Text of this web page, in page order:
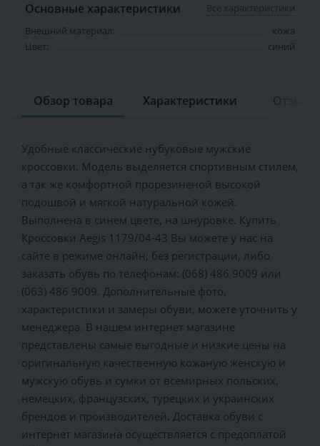
Основные характеристики
Все характеристики
Внешний материал:
кожа
Цвет:
синий
Обзор товара Характеристики
Удобные классические нубуковые мужские
кроссовки. Модель выделяется спортивным стилем,
а так же комфортной прорезиненой высокой
подошвой и мягкой натуральной кожей.
Выполнена в синем цвете, на шнуровке. Купить
Кроссовки Aegis 1179/04-43 Вы можете у нас на
сайте в режиме онлайн, без регистрации, либо
заказать обувь по телефонам: (068) 486 9009 или
(063) 486 9009. Дополнительные фото,
характеристики и замеры обуви, можете уточнить у
менеджера. В нашем интернет магазине
представлены самые выгодные и низкие цены на
оригинальную качественную кожаную женскую и
мужскую обувь и сумки от всемирных польских,
немецких, французских, турецких и украинских
брендов и производителей. Доставка обуви с
интернет магазина осуществляется c предоплатой